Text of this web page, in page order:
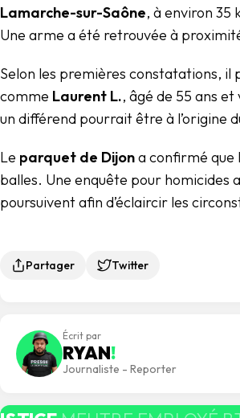
Lamarche-sur-Saône, à environ 35
Une arme a été retrouvée à
Selon les premières constatations, il
comme Laurent L., âgé de 55 ans
un différend pourrait être à l’origine
Le parquet de Dijona confirmé que
balles. Une enquête pour homicides
poursuivent afin d’éclaircir les
Partager Twitter
Écrit par
RYAN!
Journaliste - Reporter